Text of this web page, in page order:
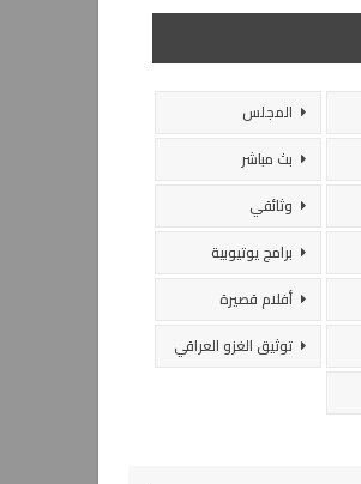
المجلس
بث مباشر
وثائقي
برامج يوتيوبية
أفلام قصيرة
توثيق الغزو العراقي